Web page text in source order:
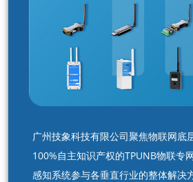
广州技象科技有限公司聚焦物联网底
100%自主知识产权的TPUNB物联专
感知系统参与各垂直行业的整体解决